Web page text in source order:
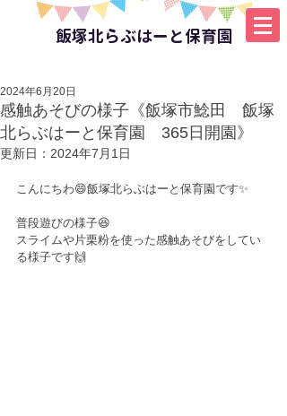
飯塚北らぶはーと保育園
感触あそびの様子《飯塚市鯰田 飯塚
北らぶはーと保育園 365日開園》
2024年6月20日
更新日： 2024年7月1日
こんにちわ😄飯塚北らぶはーと保育園です✨
普段遊びの様子😆
スライムや片栗粉を使った感触あそびをしてい
る様子です🙌